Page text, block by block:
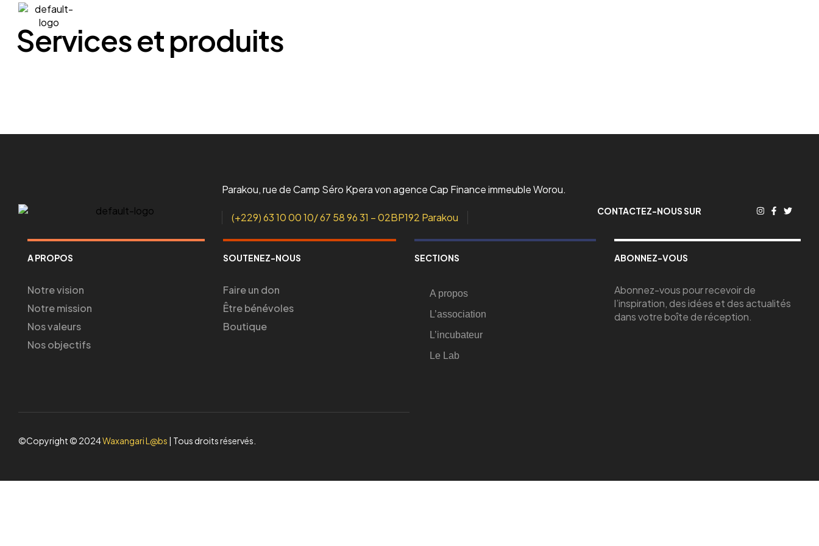
Services et produits
Parakou, rue de Camp Séro Kpera von agence Cap Finance immeuble Worou.
(+229) 63 10 00 10/ 67 58 96 31 – 02BP192 Parakou CONTACTEZ-NOUS SUR
A PROPOS
Notre vision
Notre mission
Nos valeurs
Nos objectifs
SOUTENEZ-NOUS
Faire un don
Être bénévoles
Boutique
SECTIONS
A propos
L’association
L’incubateur
Le Lab
ABONNEZ-VOUS
Abonnez-vous pour recevoir de
l’inspiration, des idées et des actualités
dans votre boîte de réception.
©Copyright © 2024Waxangari L@bs | Tous droits réservés.